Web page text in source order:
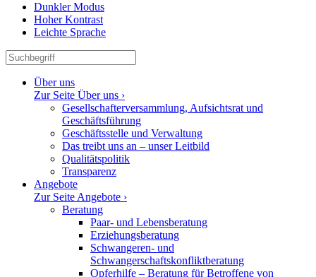
Dunkler Modus
Hoher Kontrast
Leichte Sprache
Über uns
Zur Seite Über uns ›
Gesell­schaf­ter­ver­sammlung, Aufsichtsrat und
Geschäftsführung
Geschäfts­stelle und Verwaltung
Das treibt uns an – unser Leitbild
Quali­täts­po­litik
Trans­parenz
Angebote
Zur Seite Angebote ›
Beratung
Paar- und Lebensberatung
Erzie­hungs­be­ratung
Schwan­geren- und
Schwangerschaftskonfliktberatung
Opfer­hilfe – Beratung für Betroffene von